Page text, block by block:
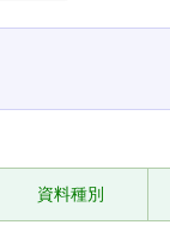
資料種別